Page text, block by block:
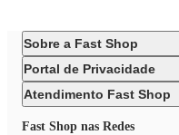
Sobre a Fast Shop
Portal de Privacidade
Atendimento Fast Shop
Fast Shop nas Redes